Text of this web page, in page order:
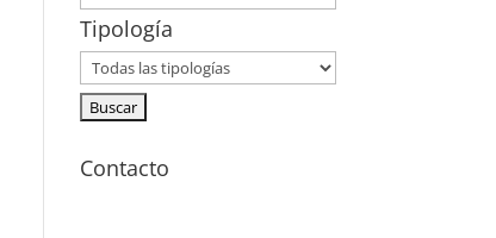
Tipología
Contacto